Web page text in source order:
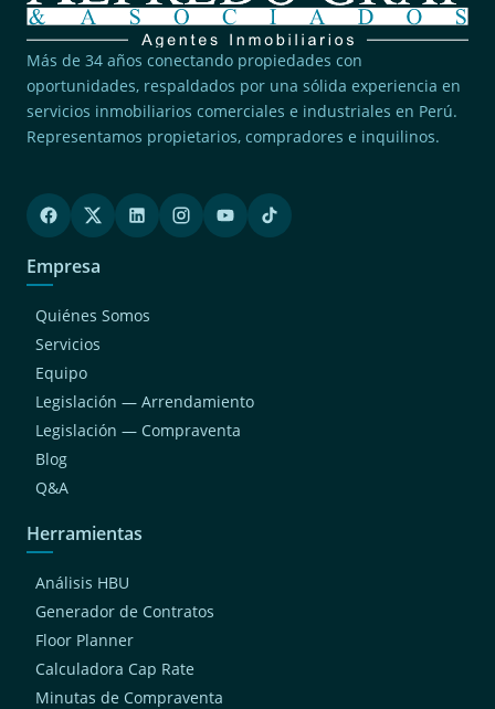
Más de 34 años conectando propiedades con
oportunidades, respaldados por una sólida experiencia en
servicios inmobiliarios comerciales e industriales en Perú.
Representamos propietarios, compradores e inquilinos.
Empresa
Quiénes Somos
Servicios
Equipo
Legislación — Arrendamiento
Legislación — Compraventa
Blog
Q&A
Herramientas
Análisis HBU
Generador de Contratos
Floor Planner
Calculadora Cap Rate
Minutas de Compraventa